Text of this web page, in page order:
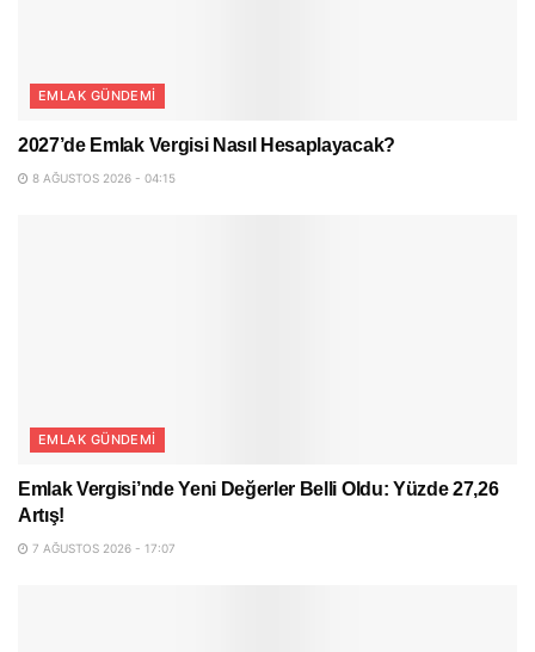
EMLAK GÜNDEMI
2027’de Emlak Vergisi Nasıl Hesaplayacak?
8 AĞUSTOS 2026 - 04:15
EMLAK GÜNDEMI
Emlak Vergisi’nde Yeni Değerler Belli Oldu: Yüzde 27,26
Artış!
7 AĞUSTOS 2026 - 17:07